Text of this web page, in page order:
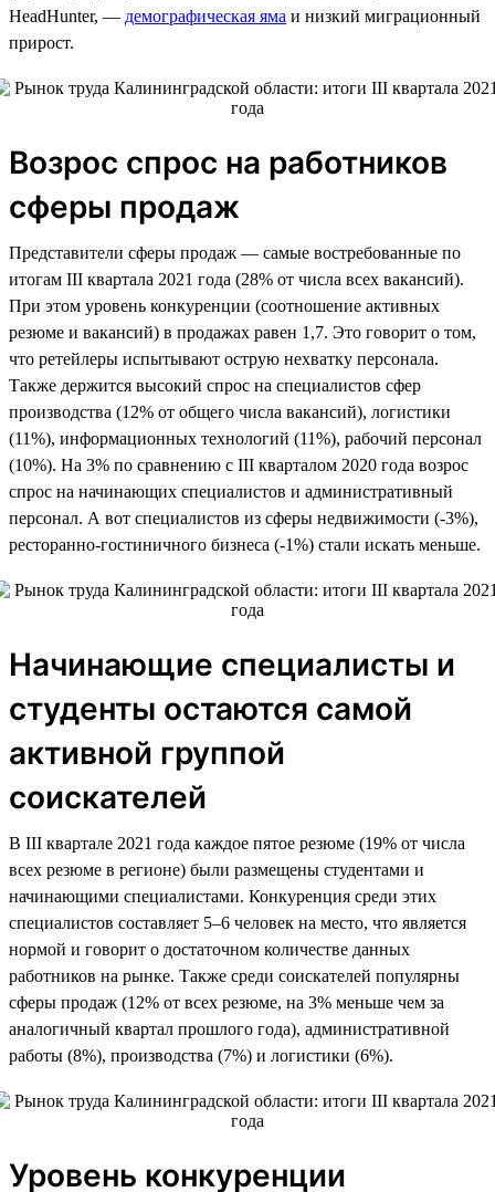
HeadHunter, — демографическая яма и низкий миграционный
прирост.
Возрос спрос на работников
сферы продаж
Представители сферы продаж — самые востребованные по
итогам III квартала 2021 года (28% от числа всех вакансий).
При этом уровень конкуренции (соотношение активных
резюме и вакансий) в продажах равен 1,7. Это говорит о том,
что ретейлеры испытывают острую нехватку персонала.
Также держится высокий спрос на специалистов сфер
производства (12% от общего числа вакансий), логистики
(11%), информационных технологий (11%), рабочий персонал
(10%). На 3% по сравнению с III кварталом 2020 года возрос
спрос на начинающих специалистов и административный
персонал. А вот специалистов из сферы недвижимости (-3%),
ресторанно-гостиничного бизнеса (-1%) стали искать меньше.
Начинающие специалисты и
студенты остаются самой
активной группой
соискателей
В III квартале 2021 года каждое пятое резюме (19% от числа
всех резюме в регионе) были размещены студентами и
начинающими специалистами. Конкуренция среди этих
специалистов составляет 5–6 человек на место, что является
нормой и говорит о достаточном количестве данных
работников на рынке. Также среди соискателей популярны
сферы продаж (12% от всех резюме, на 3% меньше чем за
аналогичный квартал прошлого года), административной
работы (8%), производства (7%) и логистики (6%).
Уровень конкуренции